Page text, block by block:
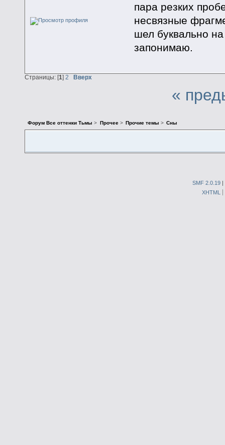
пара резких
несвязные
шел буквально
запонимаю.
Страницы: [1] 2 Вверх
«
Форум Все оттенки Тьмы > Прочее> Прочие темы > Сны
SMF 2.0.19 |
XHTML